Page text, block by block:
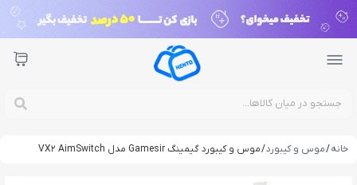
خانه/موس و کیبورد/ موس و کیبورد گیمینگ Gamesir مدل VX2 AimSwitch